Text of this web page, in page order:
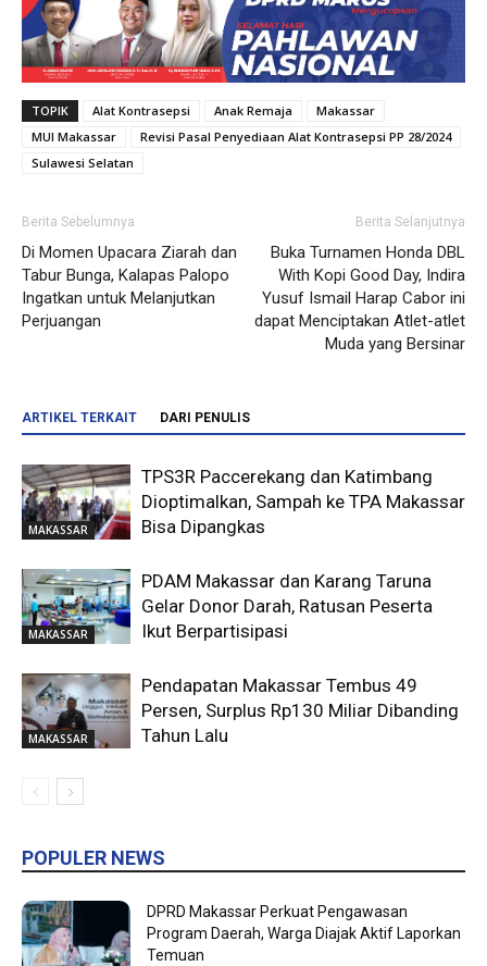
TOPIK Alat Kontrasepsi Anak Remaja
Makassar
MUI Makassar
Revisi Pasal Penyediaan Alat Kontrasepsi PP 28/2024
Sulawesi Selatan
Berita Sebelumnya
Di Momen Upacara Ziarah dan
Tabur Bunga, Kalapas Palopo
Ingatkan untuk Melanjutkan
Perjuangan
Berita Selanjutnya
Buka Turnamen Honda DBL
With Kopi Good Day, Indira
Yusuf Ismail Harap Cabor ini
dapat Menciptakan Atlet-atlet
Muda yang Bersinar
ARTIKEL TERKAIT DARI PENULIS
MAKASSAR
TPS3R Paccerekang dan Katimbang
Dioptimalkan, Sampah ke TPA Makassar
Bisa Dipangkas
MAKASSAR
PDAM Makassar dan Karang Taruna
Gelar Donor Darah, Ratusan Peserta
Ikut Berpartisipasi
MAKASSAR
Pendapatan Makassar Tembus 49
Persen, Surplus Rp130 Miliar Dibanding
Tahun Lalu
POPULER NEWS
DPRD Makassar Perkuat Pengawasan
Program Daerah, Warga Diajak Aktif Laporkan
Temuan